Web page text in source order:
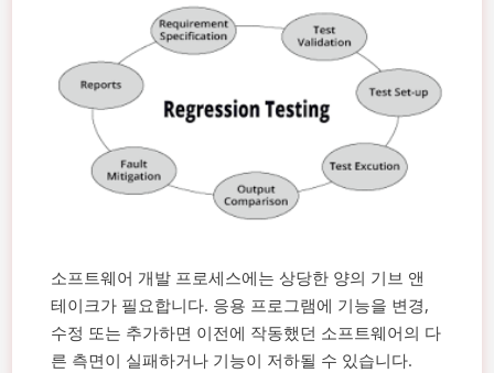
소프트웨어 개발 프로세스에는 상당한 양의 기브 앤
테이크가 필요합니다. 응용 프로그램에 기능을 변경,
수정 또는 추가하면 이전에 작동했던 소프트웨어의 다
른 측면이 실패하거나 기능이 저하될 수 있습니다.